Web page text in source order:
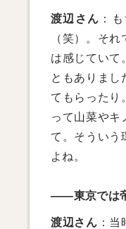
渡辺さん ：
（笑）。そ
は感じていて
ともありまし
てもらったり
って山菜やキ
て。そういう
よね。
――東京では帝
渡辺さん ：